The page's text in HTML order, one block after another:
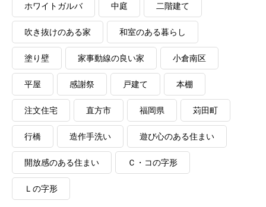
ホワイトガルバ 中庭 二階建て
吹き抜けのある家 和室のある暮らし
塗り壁 家事動線の良い家 小倉南区
平屋 感謝祭 戸建て 本棚
注文住宅 直方市 福岡県 苅田町
行橋 造作手洗い 遊び心のある住まい
開放感のある住まい Ｃ・コの字形
Ｌの字形